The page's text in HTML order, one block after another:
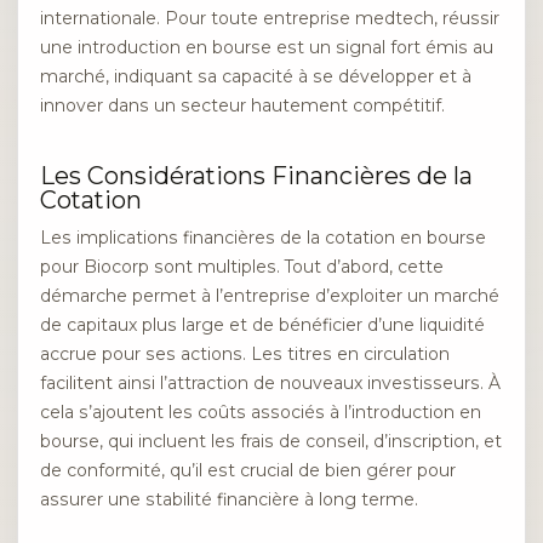
internationale. Pour toute entreprise medtech, réussir
une introduction en bourse est un signal fort émis au
marché, indiquant sa capacité à se développer et à
innover dans un secteur hautement compétitif.
Les Considérations Financières de la
Cotation
Les implications financières de la cotation en bourse
pour Biocorp sont multiples. Tout d’abord, cette
démarche permet à l’entreprise d’exploiter un marché
de capitaux plus large et de bénéficier d’une liquidité
accrue pour ses actions. Les titres en circulation
facilitent ainsi l’attraction de nouveaux investisseurs. À
cela s’ajoutent les coûts associés à l’introduction en
bourse, qui incluent les frais de conseil, d’inscription, et
de conformité, qu’il est crucial de bien gérer pour
assurer une stabilité financière à long terme.